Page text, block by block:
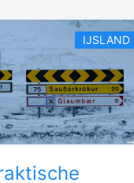
IJSLAND